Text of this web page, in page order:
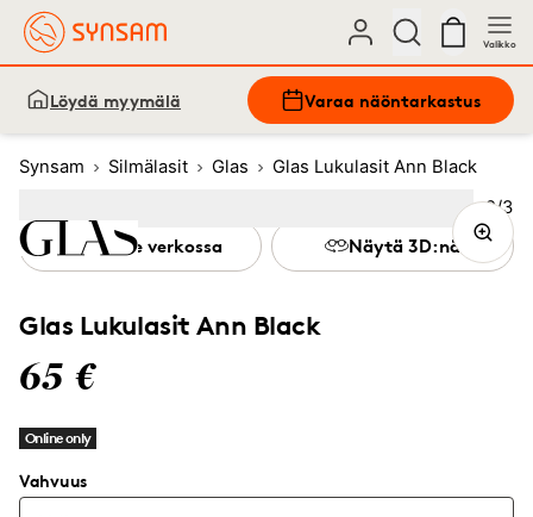
Valikko
Löydä myymälä Varaa näöntarkastus
Synsam Silmälasit Glas Glas Lukulasit Ann Black
Glas Lukulasit Ann Black
65 €
Online only
Vahvuus
Kokeile verkossa Näytä 3D:nä
Kuva
2/3
Image 3